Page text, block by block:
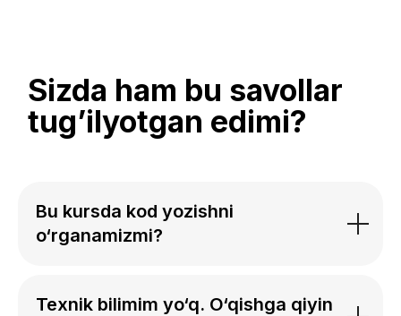
Bu kursda kod yozishni
o‘rganamizmi?
Texnik bilimim yo‘q. O‘qishga qiyin